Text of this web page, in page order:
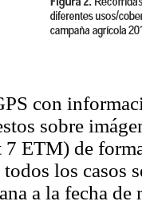
con
sobre
ETM) de
los casos
a la fecha de